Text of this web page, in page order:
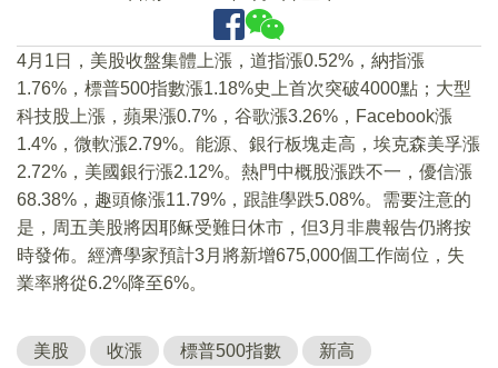
4月1日，美股收盤集體上漲，道指漲0.52%，納指漲
1.76%，標普500指數漲1.18%史上首次突破4000點；大型
科技股上漲，蘋果漲0.7%，谷歌漲3.26%，Facebook漲
1.4%，微軟漲2.79%。能源、銀行板塊走高，埃克森美孚漲
2.72%，美國銀行漲2.12%。熱門中概股漲跌不一，優信漲
68.38%，趣頭條漲11.79%，跟誰學跌5.08%。需要注意的
是，周五美股將因耶稣受難日休市，但3月非農報告仍將按
時發佈。經濟學家預計3月將新增675,000個工作崗位，失
業率將從6.2%降至6%。
美股 收漲 標普500指數 新高